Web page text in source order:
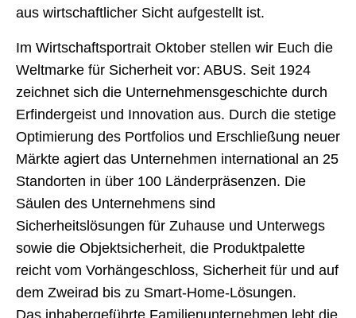
aus wirtschaftlicher Sicht aufgestellt ist.
Im Wirtschaftsportrait Oktober stellen wir Euch die
Weltmarke für Sicherheit vor: ABUS. Seit 1924
zeichnet sich die Unternehmensgeschichte durch
Erfindergeist und Innovation aus. Durch die stetige
Optimierung des Portfolios und Erschließung neuer
Märkte agiert das Unternehmen international an 25
Standorten in über 100 Länderpräsenzen. Die
Säulen des Unternehmens sind
Sicherheitslösungen für Zuhause und Unterwegs
sowie die Objektsicherheit, die Produktpalette
reicht vom Vorhängeschloss, Sicherheit für und auf
dem Zweirad bis zu Smart-Home-Lösungen.